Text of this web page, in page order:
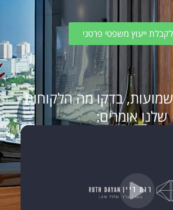
לקבלת ייעוץ משפטי פרטני
בדקו מה הלקוחות
שלנו אומרים: